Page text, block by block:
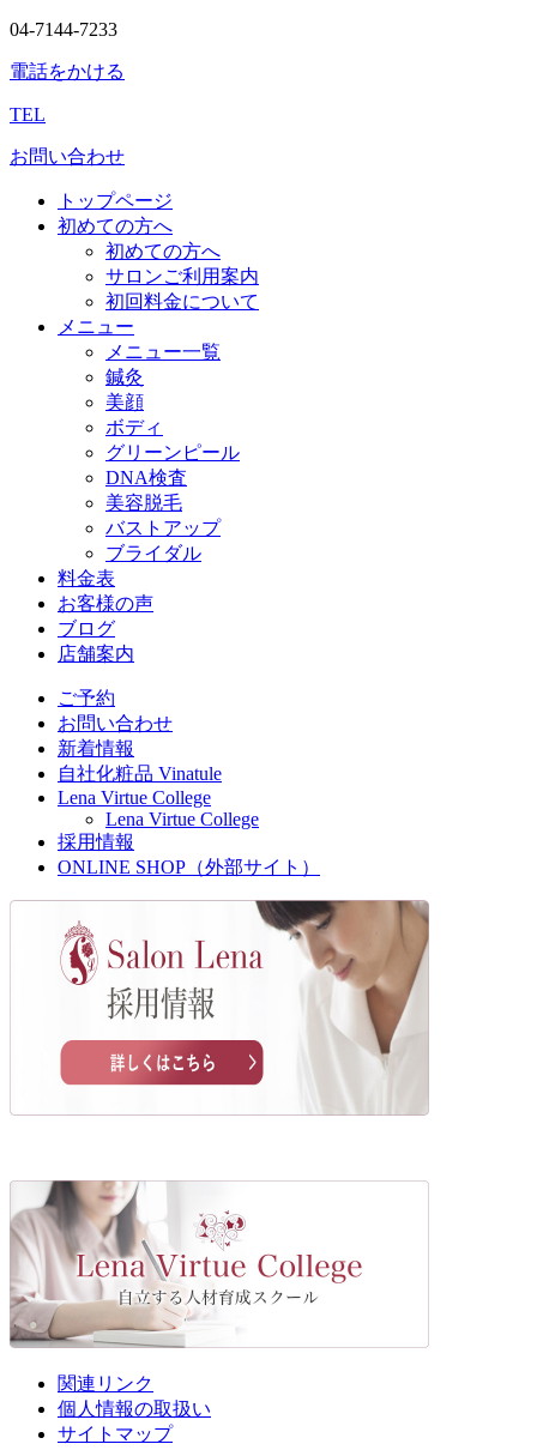
04-7144-7233
電話をかける
TEL
お問い合わせ
トップページ
初めての方へ
初めての方へ
サロンご利用案内
初回料金について
メニュー
メニュー一覧
鍼灸
美顔
ボディ
グリーンピール
DNA検査
美容脱毛
バストアップ
ブライダル
料金表
お客様の声
ブログ
店舗案内
ご予約
お問い合わせ
新着情報
自社化粧品 Vinatule
Lena Virtue College
Lena Virtue College
採用情報
ONLINE SHOP（外部サイト）
関連リンク
個人情報の取扱い
サイトマップ